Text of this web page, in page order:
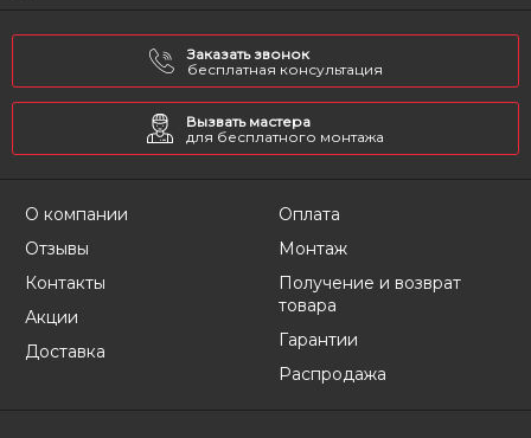
Заказать звонок
бесплатная консультация
Вызвать мастера
для бесплатного монтажа
О компании
Отзывы
Контакты
Акции
Доставка
Оплата
Монтаж
Получение и возврат
товара
Гарантии
Распродажа